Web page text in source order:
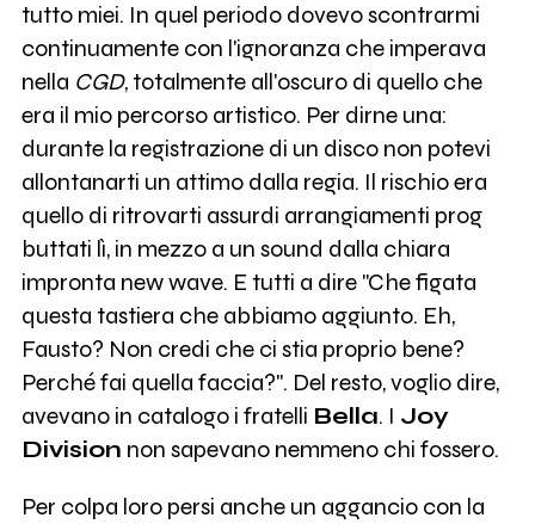
tutto miei. In quel periodo dovevo scontrarmi
continuamente con l'ignoranza che imperava
nella CGD, totalmente all'oscuro di quello che
era il mio percorso artistico. Per dirne una:
durante la registrazione di un disco non potevi
allontanarti un attimo dalla regia. Il rischio era
quello di ritrovarti assurdi arrangiamenti prog
buttati lì, in mezzo a un sound dalla chiara
impronta new wave. E tutti a dire "Che figata
questa tastiera che abbiamo aggiunto. Eh,
Fausto? Non credi che ci stia proprio bene?
Perché fai quella faccia?". Del resto, voglio dire,
avevano in catalogo i fratelli Bella. I Joy
Division non sapevano nemmeno chi fossero.
Per colpa loro persi anche un aggancio con la